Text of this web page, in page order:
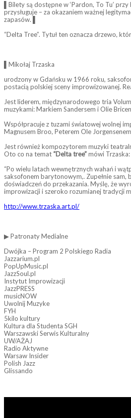
▌Bilety są dostępne w ‘Pardon, To Tu’
przysługuje – za okazaniem ważnej
zapasów. ▌
“Delta Tree”. Tytuł ten oznacza drzewo,
▌Mikołaj Trzaska
urodzony w Gdańsku w 1966 roku,
postacią polskiej sceny improwizowanej.
Jest liderem, międzynarodowego tria
muzykami: Markiem Sandersem i Olie
Współpracuje z tuzami światowej wolnej
Magnusem Broo, Peterem Ole
Jest również kompozytorem muzyki
Oto co na temat “Delta tree”mówi Trzaska:
“Po wielu latach wewnętrznych wahań i
saksofonem barytonowym,. Zupełnie sam,
doświadczeń do przekazania. Myślę, że
improwizacji i szeroko rozumianej tradycji
http://www.trzaska.art.pl/
▶ Patronaty Medialne
Dwójka – Program 2 Polskiego Radia
Jazzarium.pl
PopUpMusic.pl
JazzSoul.pl
Instytut Improwizacji
JazzPRESS
musicNOW
Uwolnij Muzyke
FYH
5kilo kultury
Kultura dla Studenta SGH
Warszawski Serwis Kulturalny
UW/AŻAJ
Radio Aktywne
Warsaw Insider
Polish Jazz
Glissando